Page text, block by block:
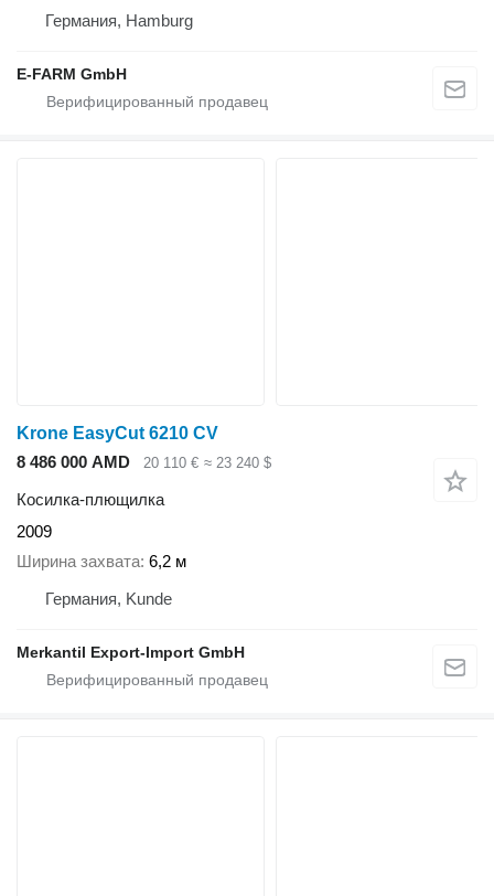
Германия, Hamburg
E-FARM GmbH
Krone EasyCut 6210 CV
8 486 000 AMD
20 110 € ≈ 23 240 $
Косилка-плющилка
2009
Ширина захвата 6,2 м
Германия, Kunde
Merkantil Export-Import GmbH